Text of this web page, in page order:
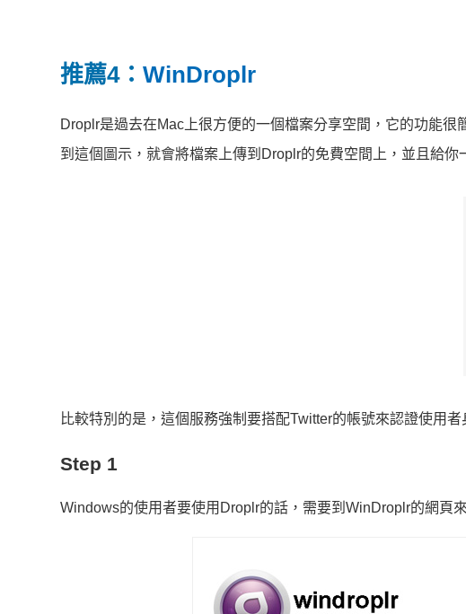
推薦4： WinDroplr
Droplr是過去在Mac上很方便的一個檔案分享空間，它的功能
到這個圖示，就會將檔案上傳到Droplr的免費空間上，並且給你
比較特別的是，這個服務強制要搭配Twitter的帳號來認證使用
Step 1
Windows的使用者要使用Droplr的話，需要到WinDroplr的網頁